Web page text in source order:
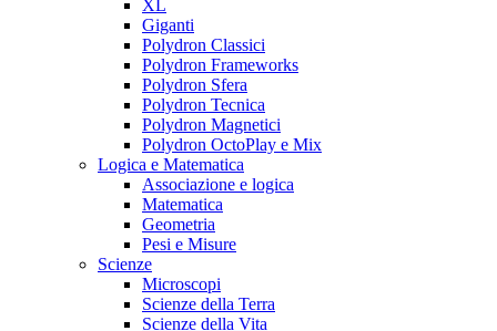
XL
Giganti
Polydron Classici
Polydron Frameworks
Polydron Sfera
Polydron Tecnica
Polydron Magnetici
Polydron OctoPlay e Mix
Logica e Matematica
Associazione e logica
Matematica
Geometria
Pesi e Misure
Scienze
Microscopi
Scienze della Terra
Scienze della Vita